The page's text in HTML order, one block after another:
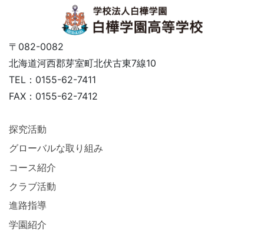
〒082-0082
北海道河西郡芽室町北伏古東7線10
TEL：0155-62-7411
FAX：0155-62-7412
探究活動
グローバルな取り組み
コース紹介
クラブ活動
進路指導
学園紹介